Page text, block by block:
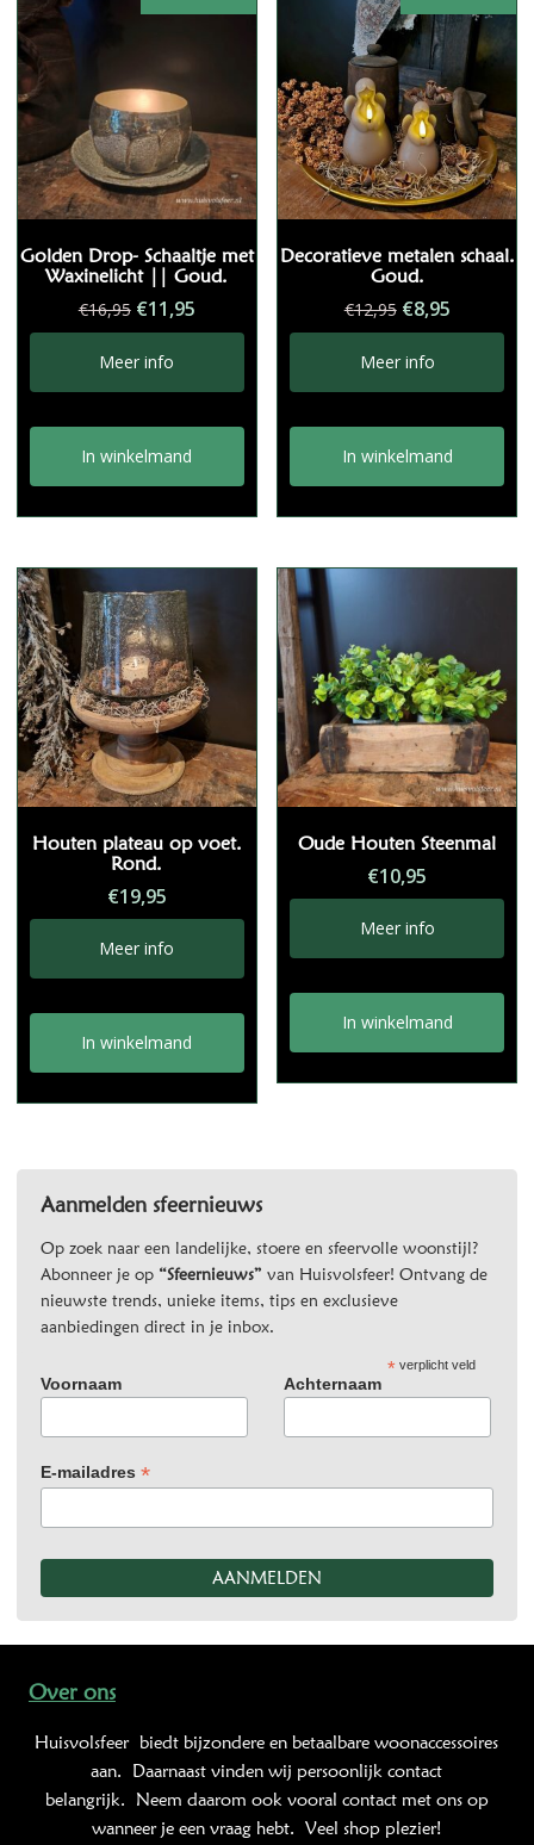
Golden Drop- Schaaltje met
Waxinelicht || Goud.
€16,95 Oorspronkelijke
prijs
was:
€16,95.
€11,95Huidige
prijs
€11,95.
Meer info
In winkelmand
Decoratieve metalen schaal.
Goud.
€12,95
prijs
was:
€12,95.
€8,95Huidige
prijs
€8,95.
Meer info
In winkelmand
Houten plateau op voet.
Rond.
€19,95
Meer info
In winkelmand
Oude Houten Steenmal
€10,95
Meer info
In winkelmand
Aanmelden sfeernieuws
Op zoek naar een landelijke, stoere en sfeervolle woonstijl?
Abonneer je op “Sfeernieuws” van Huisvolsfeer! Ontvang de
nieuwste trends, unieke items, tips en exclusieve
aanbiedingen direct in je inbox.
*verplicht veld
Voornaam Achternaam
E-mailadres *
Over ons
Huisvolsfeer biedt bijzondere en betaalbare woonaccessoires
aan. Daarnaast vinden wij persoonlijk contact
belangrijk. Neem daarom ook vooral contact met ons op
wanneer je een vraag hebt. Veel shop plezier!